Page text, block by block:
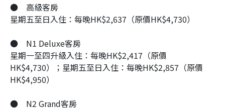
●
高級客房
星期五至日入住：每晚HK$2,637（原價HK$4,730）
●
N1 Deluxe客房
星期一至四升級入住：每晚HK$2,417（原價
HK$4,730）；星期五至日入住：每晚HK$2,857（原價
HK$4,950）
●
N2 Grand客房